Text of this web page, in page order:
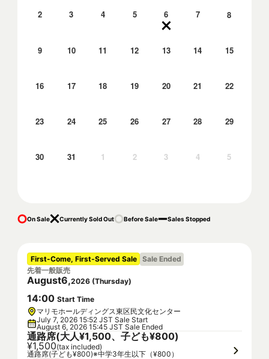
2 3 4 5 6 7 8
9 10 11 12 13 14 15
16 17 18 19 20 21 22
23 24 25 26 27 28 29
30 31 1 2 3 4 5
On Sale Currently Sold Out Before Sale Sales Stopped
First-Come, First-Served Sale Sale Ended
先着一般販売
August6,2026 (Thursday)
14:00 Start Time
マリモホールディングス東区民文化センター
July 7, 2026 15:52 JST Sale Start
August 6, 2026 15:45 JST Sale Ended
通路席(大人¥1,500、子ども¥800)
¥1,500(tax included)
通路席(子ども¥800)※中学3年生以下（¥800）